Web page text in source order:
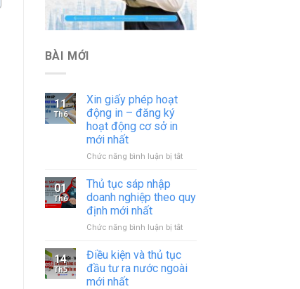
BÀI MỚI
11
Th6
Xin giấy phép hoạt
động in – đăng ký
hoạt động cơ sở in
mới nhất
Chức năng bình luận bị tắtở
hoạt
in
ký
hoạt
01
Th6
Thủ tục sáp nhập
doanh nghiệp theo quy
định mới nhất
Chức năng bình luận bị tắtở
sáp
nhập
14
Th5
Điều kiện và thủ tục
đầu tư ra nước ngoài
mới nhất